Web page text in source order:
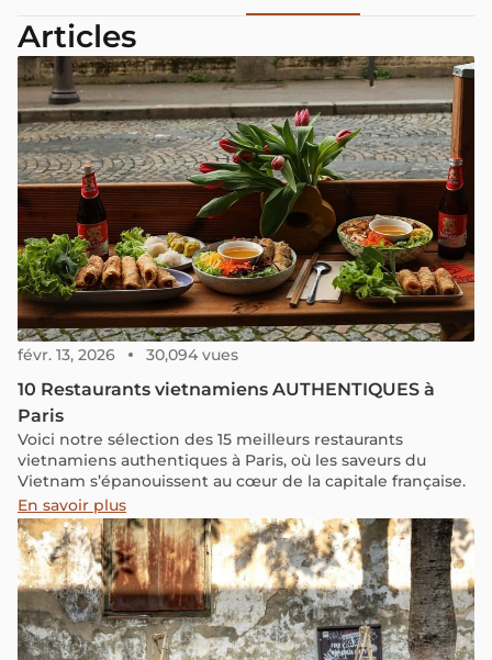
Articles
févr. 13, 2026 30,094 vues
10 Restaurants vietnamiens AUTHENTIQUES à
Paris
Voici notre sélection des 15 meilleurs restaurants
vietnamiens authentiques à Paris, où les saveurs du
Vietnam s’épanouissent au cœur de la capitale française.
En savoir plus